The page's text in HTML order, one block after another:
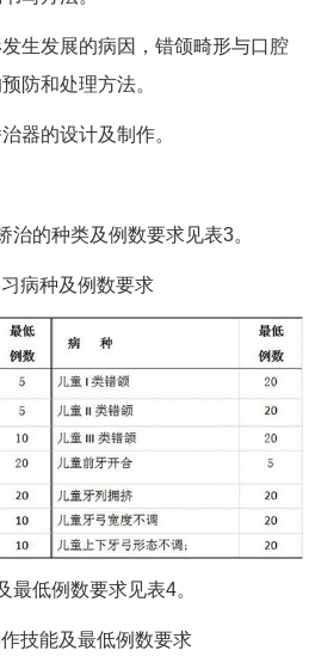
发展的病因，错颌畸形与口腔
防和处理方法。
的设计及制作。
的种类及例数要求见表3。
病种及例数要求
低例数要求见表4。
技能及最低例数要求